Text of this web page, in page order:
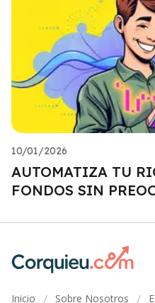
10/01/2026
AUTOMATIZA TU
FONDOS SIN
Inicio / Sobre Nosotros /